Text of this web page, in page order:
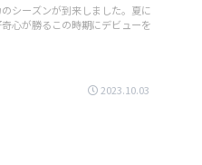
シーズンが到来しました。夏に
心が勝るこの時期にデビューを
2023.10.03